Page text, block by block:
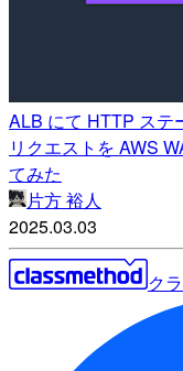
ALB にて HTTP ステ
リクエストを AWS
てみた
片方 裕人
2025.03.03
ク